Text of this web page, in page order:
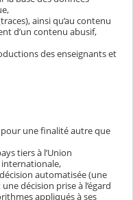
ainsi qu’au contenu
d’un contenu abusif,
des enseignants et
une finalité autre que
tiers à l’Union
automatisée (une
décision prise à l’égard
appliqués à ses